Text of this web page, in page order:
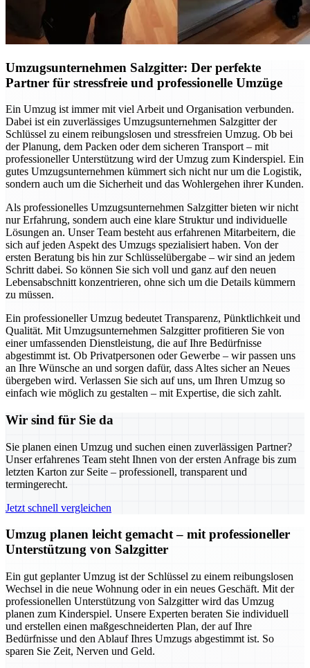
Umzugsunternehmen Salzgitter: Der perfekte
Partner für stressfreie und professionelle Umzüge
Ein Umzug ist immer mit viel Arbeit und Organisation verbunden.
Dabei ist ein zuverlässiges Umzugsunternehmen Salzgitter der
Schlüssel zu einem reibungslosen und stressfreien Umzug. Ob bei
der Planung, dem Packen oder dem sicheren Transport – mit
professioneller Unterstützung wird der Umzug zum Kinderspiel. Ein
gutes Umzugsunternehmen kümmert sich nicht nur um die Logistik,
sondern auch um die Sicherheit und das Wohlergehen ihrer Kunden.
Als professionelles Umzugsunternehmen Salzgitter bieten wir nicht
nur Erfahrung, sondern auch eine klare Struktur und individuelle
Lösungen an. Unser Team besteht aus erfahrenen Mitarbeitern, die
sich auf jeden Aspekt des Umzugs spezialisiert haben. Von der
ersten Beratung bis hin zur Schlüsselübergabe – wir sind an jedem
Schritt dabei. So können Sie sich voll und ganz auf den neuen
Lebensabschnitt konzentrieren, ohne sich um die Details kümmern
zu müssen.
Ein professioneller Umzug bedeutet Transparenz, Pünktlichkeit und
Qualität. Mit Umzugsunternehmen Salzgitter profitieren Sie von
einer umfassenden Dienstleistung, die auf Ihre Bedürfnisse
abgestimmt ist. Ob Privatpersonen oder Gewerbe – wir passen uns
an Ihre Wünsche an und sorgen dafür, dass Altes sicher an Neues
übergeben wird. Verlassen Sie sich auf uns, um Ihren Umzug so
einfach wie möglich zu gestalten – mit Expertise, die sich zahlt.
Wir sind für Sie da
Sie planen einen Umzug und suchen einen zuverlässigen Partner?
Unser erfahrenes Team steht Ihnen von der ersten Anfrage bis zum
letzten Karton zur Seite – professionell, transparent und
termingerecht.
Jetzt schnell vergleichen
Umzug planen leicht gemacht – mit professioneller
Unterstützung von Salzgitter
Ein gut geplanter Umzug ist der Schlüssel zu einem reibungslosen
Wechsel in die neue Wohnung oder in ein neues Geschäft. Mit der
professionellen Unterstützung von Salzgitter wird das Umzug
planen zum Kinderspiel. Unsere Experten beraten Sie individuell
und erstellen einen maßgeschneiderten Plan, der auf Ihre
Bedürfnisse und den Ablauf Ihres Umzugs abgestimmt ist. So
sparen Sie Zeit, Nerven und Geld.